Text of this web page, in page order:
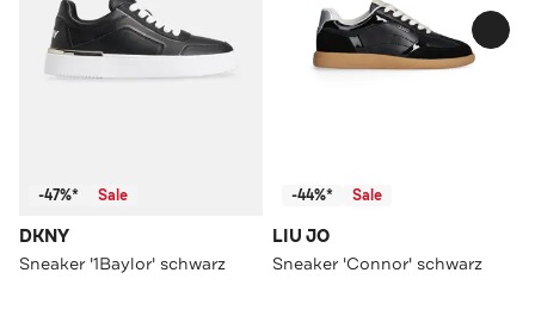
-47%* Sale
DKNY
Sneaker '1Baylor' schwarz
-44%* Sale
LIU JO
Sneaker 'Connor' schwarz